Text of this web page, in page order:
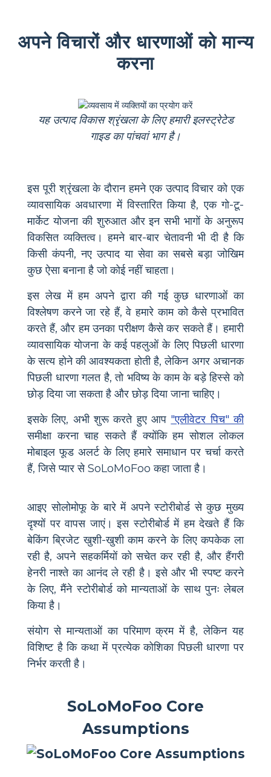
अपने विचारों और धारणाओं को मान्य
करना
यह उत्पाद विकास श्रृंखला के लिए हमारी इलस्ट्रेटेड
गाइड का पांचवां भाग है।
इस पूरी श्रृंखला के दौरान हमने एक उत्पाद विचार को एक
व्यावसायिक अवधारणा में विस्तारित किया है, एक गो-टू-
मार्केट योजना की शुरुआत और इन सभी भागों के अनुरूप
विकसित व्यक्तित्व। हमने बार-बार चेतावनी भी दी है कि
किसी कंपनी, नए उत्पाद या सेवा का सबसे बड़ा जोखिम
कुछ ऐसा बनाना है जो कोई नहीं चाहता।
इस लेख में हम अपने द्वारा की गई कुछ धारणाओं का
विश्लेषण करने जा रहे हैं, वे हमारे काम को कैसे प्रभावित
करते हैं, और हम उनका परीक्षण कैसे कर सकते हैं। हमारी
व्यावसायिक योजना के कई पहलुओं के लिए पिछली धारणा
के सत्य होने की आवश्यकता होती है, लेकिन अगर अचानक
पिछली धारणा गलत है, तो भविष्य के काम के बड़े हिस्से को
छोड़ दिया जा सकता है और छोड़ दिया जाना चाहिए।
इसके लिए, अभी शुरू करते हुए आप "एलीवेटर पिच" की
समीक्षा करना चाह सकते हैं क्योंकि हम सोशल लोकल
मोबाइल फूड अलर्ट के लिए हमारे समाधान पर चर्चा करते
हैं, जिसे प्यार से SoLoMoFoo कहा जाता है।
आइए सोलोमोफू के बारे में अपने स्टोरीबोर्ड से कुछ मुख्य
दृश्यों पर वापस जाएं। इस स्टोरीबोर्ड में हम देखते हैं कि
बेकिंग ब्रिजेट खुशी-खुशी काम करने के लिए कपकेक ला
रही है, अपने सहकर्मियों को सचेत कर रही है, और हैंगरी
हेनरी नाश्ते का आनंद ले रही है। इसे और भी स्पष्ट करने
के लिए, मैंने स्टोरीबोर्ड को मान्यताओं के साथ पुनः लेबल
किया है।
संयोग से मान्यताओं का परिमाण क्रम में है, लेकिन यह
विशिष्ट है कि कथा में प्रत्येक कोशिका पिछली धारणा पर
निर्भर करती है।
SoLoMoFoo Core
Assumptions